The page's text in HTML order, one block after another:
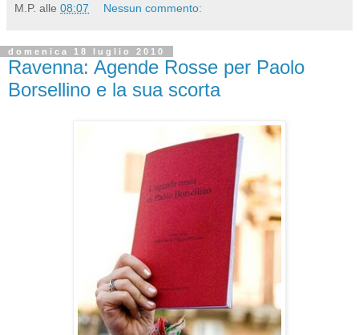
M.P. alle 08:07 Nessun commento:
domenica 18 luglio 2010
Ravenna: Agende Rosse per Paolo
Borsellino e la sua scorta